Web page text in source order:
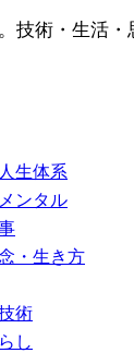
技術・生活
生体系
ンタル
・生き方
術
し